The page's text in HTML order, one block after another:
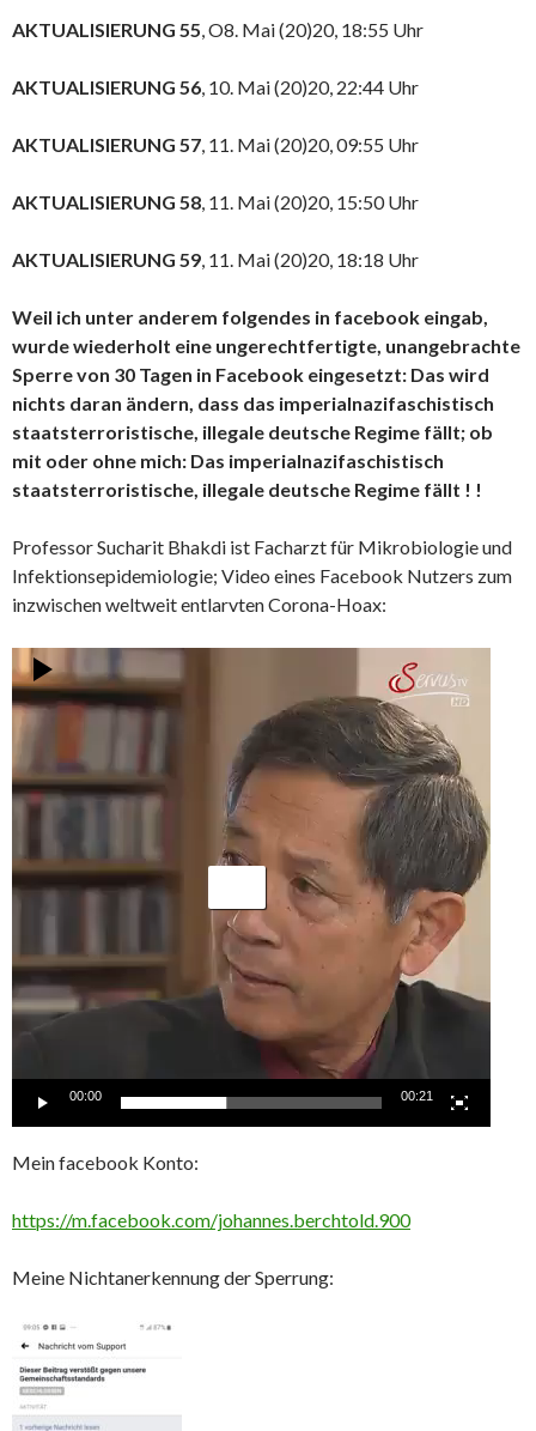
AKTUALISIERUNG 55, O8. Mai (20)20, 18:55 Uhr
AKTUALISIERUNG 56, 10. Mai (20)20, 22:44 Uhr
AKTUALISIERUNG 57, 11. Mai (20)20, 09:55 Uhr
AKTUALISIERUNG 58, 11. Mai (20)20, 15:50 Uhr
AKTUALISIERUNG 59, 11. Mai (20)20, 18:18 Uhr
Weil ich unter anderem folgendes in facebook eingab,
wurde wiederholt eine ungerechtfertigte, unangebrachte
Sperre von 30 Tagen in Facebook eingesetzt: Das wird
nichts daran ändern, dass das imperialnazifaschistisch
staatsterroristische, illegale deutsche Regime fällt; ob
mit oder ohne mich: Das imperialnazifaschistisch
staatsterroristische, illegale deutsche Regime fällt ! !
Professor Sucharit Bhakdi ist Facharzt für Mikrobiologie und
Infektionsepidemiologie; Video eines Facebook Nutzers zum
inzwischen weltweit entlarvten Corona-Hoax:
Video-
Player
00:00 00:21
Mein facebook Konto:
https://m.facebook.com/johannes.berchtold.900
Meine Nichtanerkennung der Sperrung: